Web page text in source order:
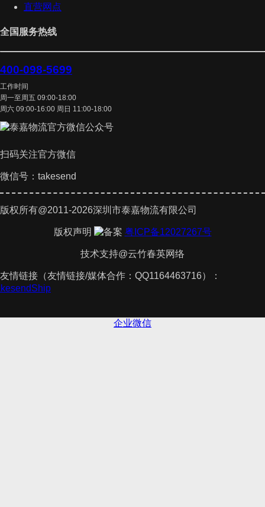
直营网点
全国服务热线
400-098-5699
工作时间
周一至周五 09:00-18:00
周六 09:00-16:00 周日 11:00-18:00
扫码关注官方微信
微信号：takesend
版权所有@2011-2026深圳市泰嘉物流有限公司
版权声明 粤ICP备12027267号
技术支持@云竹春英网络
友情链接（友情链接/媒体合作：QQ1164463716）：
企业微信